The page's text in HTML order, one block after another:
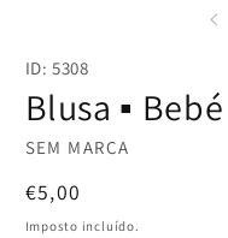
modal
ID: 5308
Blusa ▪️
SEM MARCA
Preço
normal
€5,00
Imposto incluído.